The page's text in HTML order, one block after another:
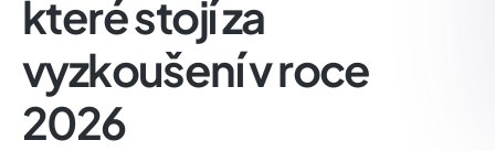
které stojí za
vyzkoušení v roce
2026